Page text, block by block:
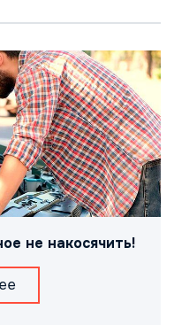
не накосячить!